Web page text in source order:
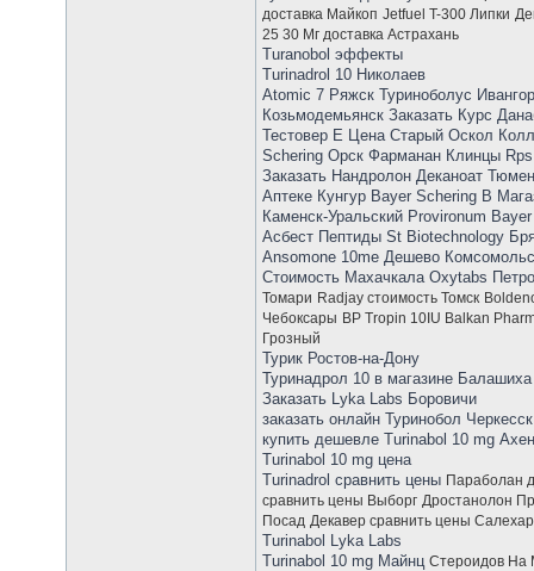
доставка Майкоп Jetfuel T-300 Липки
25 30 Мг доставка Астрахань
Turanobol эффекты
Turinadrol 10 Николаев
Atomic 7 Ряжск Туриноболус
Козьмодемьянск Заказать Курс
Тестовер Е Цена Старый Оскол
Schering Орск Фарманан Клинцы
Заказать Нандролон Деканоат
Аптеке Кунгур Bayer Schering В
Каменск-Уральский Provironum
Асбест Пептиды St Biotechnology
Ansomone 10me Дешево
Стоимость Махачкала Oxytabs
Томари Radjay стоимость Томск
Чебоксары BP Tropin 10IU Balkan
Грозный
Турик Ростов-на-Дону
Туринадрол 10 в магазине Балашиха
Заказать Lyka Labs Боровичи
заказать онлайн Туринобол Черкесск
купить дешевле Turinabol 10 mg Ахен
Turinabol 10 mg цена
Turinadrol сравнить цены Параболан
сравнить цены Выборг Дростанолон
Посад Декавер сравнить цены
Turinabol Lyka Labs
Turinabol 10 mg Майнц Стероидов На